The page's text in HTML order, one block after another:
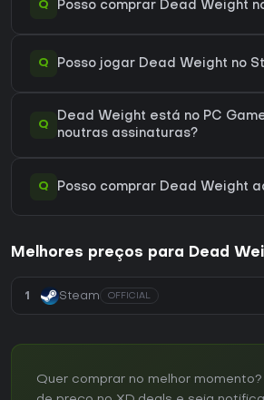
Q Posso comprar Dead Weight
Q Posso jogar Dead Weight no
Q
Dead Weight está no PC
noutras assinaturas?
Q Posso comprar Dead Weight
Melhores preços para Dead
1 Steam OFFICIAL
Quer comprar no melhor